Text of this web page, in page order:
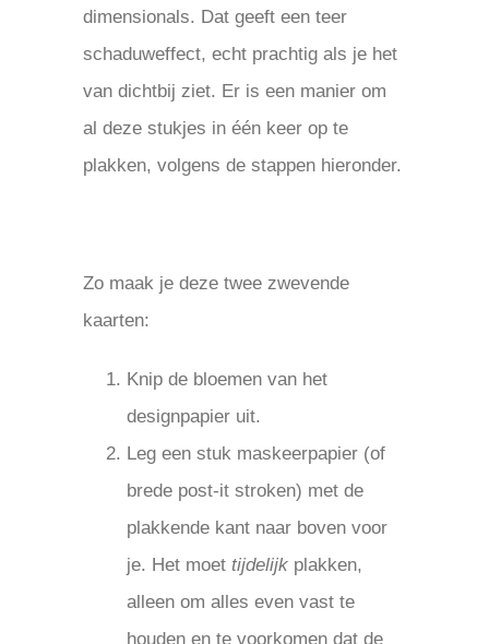
dimensionals. Dat geeft een teer
schaduweffect, echt prachtig als je het
van dichtbij ziet. Er is een manier om
al deze stukjes in één keer op te
plakken, volgens de stappen hieronder.
Zo maak je deze twee zwevende
kaarten:
Knip de bloemen van het
designpapier uit.
Leg een stuk maskeerpapier (of
brede post-it stroken) met de
plakkende kant naar boven voor
je. Het moettijdelijk plakken,
alleen om alles even vast te
houden en te voorkomen dat de